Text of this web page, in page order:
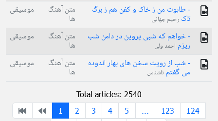
- طابوت من ز خاک و کفن هم ز برگ
تاک رحیم جهانی
متن آهنگ
ها
موسیقی
- خواهم که شبی پروین در دامن شب
ریزم احمد ولی
متن آهنگ
ها
موسیقی
- شب از رویت سخن های بهار اندوده
می گفتم ناشناس
متن آهنگ
ها
موسیقی
Total articles: 2540
1
2 3 4 5 ... 123
124